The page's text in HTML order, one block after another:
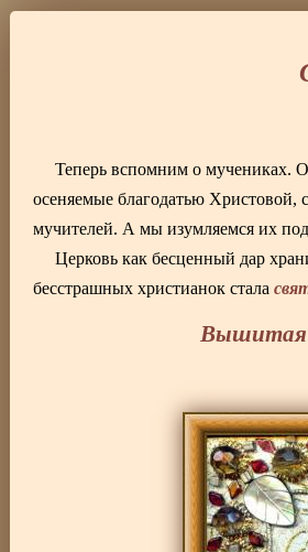
Теперь вспомним о мучениках.
осеняемые благодатью Христовой,
мучителей. А мы изумляемся их
Церковь как бесценный дар
бесстрашных христианок стала
Вышитая